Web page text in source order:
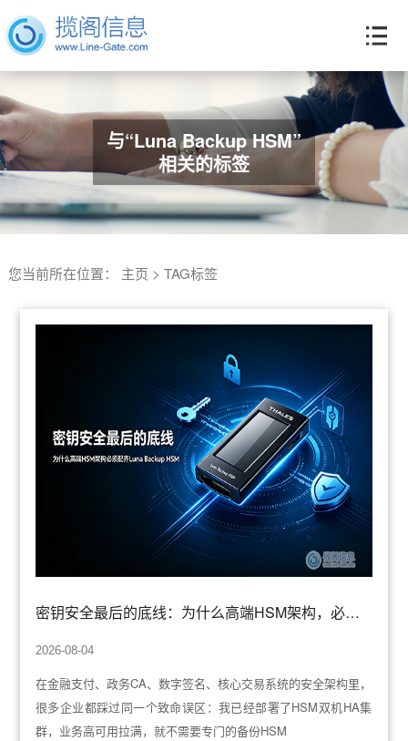
与“Luna Backup HSM”
相关的标签
您当前所在位置： 主页 > TAG标签
密钥安全最后的底线：为什么高端HSM架构，必须配齐Luna Backup HSM？
2026-08-04
在金融支付、政务CA、数字签名、核心交易系统的安全架构里，
很多企业都踩过同一个致命误区：我已经部署了HSM双机HA集
群，业务高可用拉满，就不需要专门的备份HSM